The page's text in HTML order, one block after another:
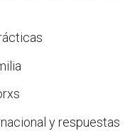
y respuestas